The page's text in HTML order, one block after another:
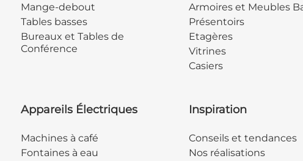
Mange-debout
Tables basses
Bureaux et Tables de
Conférence
Armoires et Meubles
Présentoirs
Etagères
Vitrines
Casiers
Appareils Électriques
Machines à café
Fontaines à eau
Inspiration
Conseils et tendances
Nos réalisations